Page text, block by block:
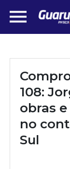
108:
obras
no
Sul